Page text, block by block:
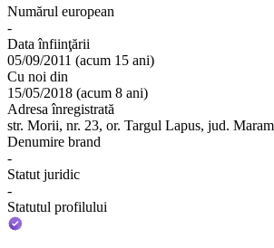
Numărul european
-
Data înfiinţării
05/09/2011 (acum 15 ani)
Cu noi din
15/05/2018 (acum 8 ani)
Adresa înregistrată
str. Morii, nr. 23, or. Targul Lapus, jud.
Denumire brand
-
Statut juridic
-
Statutul profilului